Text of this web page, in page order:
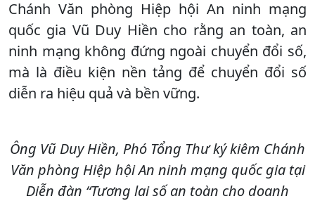
Chánh Văn phòng Hiệp hội An ninh mạng
quốc gia Vũ Duy Hiền cho rằng an toàn, an
ninh mạng không đứng ngoài chuyển đổi số,
mà là điều kiện nền tảng để chuyển đổi số
diễn ra hiệu quả và bền vững.
Ông Vũ Duy Hiền, Phó Tổng Thư ký kiêm Chánh
Văn phòng Hiệp hội An ninh mạng quốc gia tại
Diễn đàn “Tương lai số an toàn cho doanh